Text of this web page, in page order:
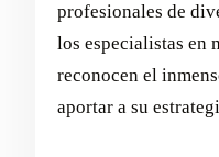
profesionales de
los especialistas en
reconocen el
aportar a su